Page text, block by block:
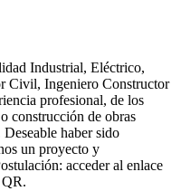
Industrial, Eléctrico,
Civil, Ingeniero Constructor
profesional, de los
construcción de obras
haber sido
un proyecto y
acceder al enlace